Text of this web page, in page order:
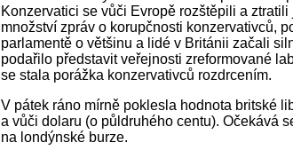
Konzervatici se vůči Evropě rozštěpili a
množství zpráv o korupčnosti konzervativců,
parlamentě o většinu a lidé v Británii začali
podařilo představit veřejnosti zreformované
se stala porážka konzervativců rozdrcením.
V pátek ráno mírně poklesla hodnota britské
a vůči dolaru (o půldruhého centu). Očekává
na londýnské burze.